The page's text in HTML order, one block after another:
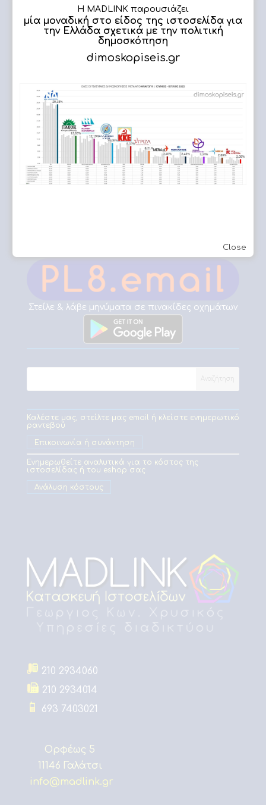
Επεξεργασία εικόνων
Πλήρης υποστήριξη
Στείλε & λάβε μηνύματα σε πινακίδες οχημάτων
Καλέστε μας, στείλτε μας email ή κλείστε ενημερωτικό
ραντεβού
Επικοινωνία ή συνάντηση
Ενημερωθείτε αναλυτικά για το κόστος της
ιστοσελίδας ή του eshop σας
Ανάλυση κόστους
210 2934060
210 2934014
693 7403021
Ορφέως 5
11146 Γαλάτσι
info@madlink.gr
Close
Η MADLINK παρουσιάζει
μία μοναδική στο είδος της ιστοσελίδα για
την Ελλάδα σχετικά με την πολιτική
δημοσκόπηση
dimoskopiseis.gr